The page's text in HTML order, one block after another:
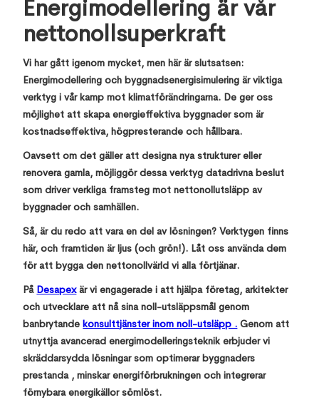
Energimodellering är vår
nettonollsuperkraft
Vi har gått igenom mycket, men här är slutsatsen:
Energimodellering och byggnadsenergisimulering är viktiga
verktyg i vår kamp mot klimatförändringarna. De ger oss
möjlighet att skapa energieffektiva byggnader som är
kostnadseffektiva, högpresterande och hållbara.
Oavsett om det gäller att designa nya strukturer eller
renovera gamla, möjliggör dessa verktyg datadrivna beslut
som driver verkliga framsteg mot nettonollutsläpp av
byggnader och samhällen.
Så, är du redo att vara en del av lösningen? Verktygen finns
här, och framtiden är ljus (och grön!). Låt oss använda dem
för att bygga den nettonollvärld vi alla förtjänar.
På Desapexär vi engagerade i att hjälpa företag, arkitekter
och utvecklare att nå sina noll-utsläppsmål genom
banbrytandekonsulttjänster inom noll-utsläpp . Genom att
utnyttja avancerad energimodelleringsteknik erbjuder vi
skräddarsydda lösningar som optimerar byggnaders
prestanda , minskar energiförbrukningen och integrerar
förnybara energikällor sömlöst.